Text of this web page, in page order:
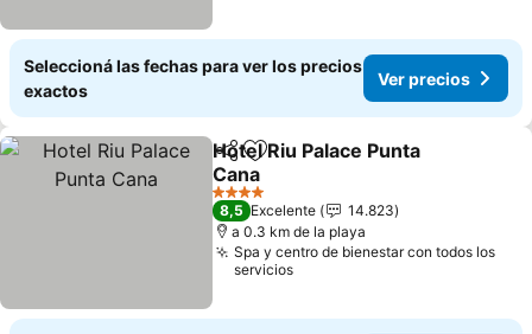
Seleccioná las fechas para ver los precios
exactos
Ver precios
CompartirAñadir a favoritos
Hotel Riu Palace Punta
Cana
Ver precios
4 Estrellas
8,5 Excelente
14.823
a 0.3 km de la playa
Spa y centro de bienestar con todos los
servicios